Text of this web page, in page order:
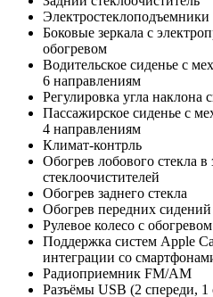
Электростеклоподъемники
Боковые зеркала с
обогревом
Водительское сиденье с
6 направлениям
Регулировка угла наклона
Пассажирское сиденье с
4 направлениям
Климат-контрль
Обогрев лобового стекла в
стеклоочистителей
Обогрев заднего стекла
Обогрев передних сидений
Рулевое колесо с обогревом
Поддержка систем Apple
интеграции со
Радиоприемник FM/AM
Разъёмы USB (2 спереди, 1